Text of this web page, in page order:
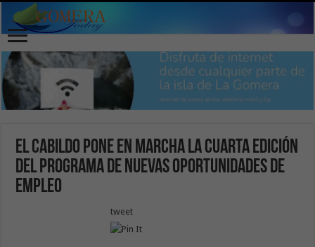
El Cabildo pone en marcha la cuarta edición
del programa de Nuevas Oportunidades de
Empleo
tweet